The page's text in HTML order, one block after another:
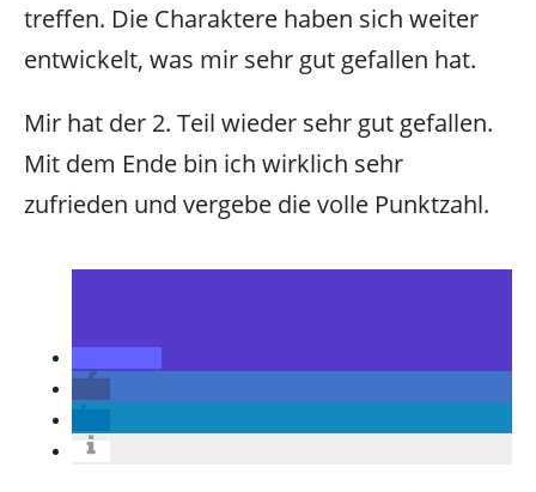
treffen. Die Charaktere haben sich weiter
entwickelt, was mir sehr gut gefallen hat.
Mir hat der 2. Teil wieder sehr gut gefallen.
Mit dem Ende bin ich wirklich sehr
zufrieden und vergebe die volle Punktzahl.